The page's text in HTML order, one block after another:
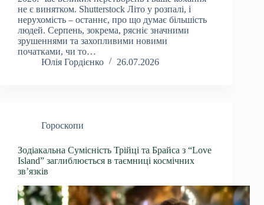
не є винятком. Shutterstock Літо у розпалі, і
нерухомість – останнє, про що думає більшість
людей. Серпень, зокрема, рясніє значними
зрушеннями та захопливими новими
початками, чи то…
Юлія Гордієнко
26.07.2026
Гороскопи
Зодіакальна Сумісність Трійці та Брайса з “Love
Island” заглиблюється в таємниці космічних
зв’язків